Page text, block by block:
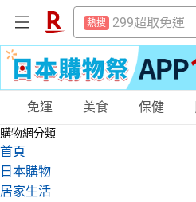
熱搜 299超取免運
熱搜 防颱專區
熱搜 賺點樂翻天
平板電腦
熱搜 防颱專區
熱搜 賺點樂翻天
熱搜 平板電腦
熱搜
購物網分類
天天免運
免運 美食 保健
購物網分類
首頁
日本購物
居家生活